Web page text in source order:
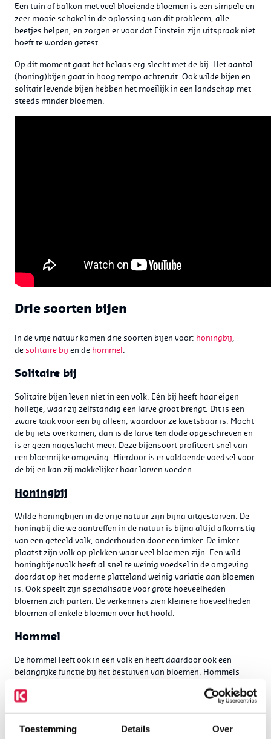
Toestemming Details Over
Een tuin of balkon met veel bloeiende bloemen is een simpele en
zeer mooie schakel in de oplossing van dit probleem, alle
beetjes helpen, en zorgen er voor dat Einstein zijn uitspraak niet
hoeft te worden getest.
Op dit moment gaat het helaas erg slecht met de bij. Het aantal
(honing)bijen gaat in hoog tempo achteruit. Ook wilde bijen en
solitair levende bijen hebben het moeilijk in een landschap met
steeds minder bloemen.
Drie soorten bijen
In de vrije natuur komen drie soorten bijen voor: honingbij
de solitaire bij en de hommel
Solitaire bij
Solitaire bijen leven niet in een volk. Eén bij heeft haar eigen
holletje, waar zij zelfstandig een larve groot brengt. Dit is een
zware taak voor een bij alleen, waardoor ze kwetsbaar is. Mocht
de bij iets overkomen, dan is de larve ten dode opgeschreven en
is er geen nageslacht meer. Deze bijensoort profiteert snel van
een bloemrijke omgeving. Hierdoor is er voldoende voedsel voor
de bij en kan zij makkelijker haar larven voeden.
Honingbij
Wilde honingbijen in de vrije natuur zijn bijna uitgestorven. De
honingbij die we aantreffen in de natuur is bijna altijd afkomstig
van een geteeld volk, onderhouden door een imker. De imker
plaatst zijn volk op plekken waar veel bloemen zijn. Een wild
honingbijenvolk heeft al snel te weinig voedsel in de omgeving
doordat op het moderne platteland weinig variatie aan bloemen
is. Ook speelt zijn specialisatie voor grote hoeveelheden
bloemen zich parten. De verkenners zien kleinere hoeveelheden
bloemen of enkele bloemen over het hoofd.
Hommel
De hommel leeft ook in een volk en heeft daardoor ook een
belangrijke functie bij het bestuiven van bloemen. Hommels
in grootschaligheid. De hommel zoekt zelfstandig de omgeving
ziet men daardoor vaker in de tuin dan bijen.